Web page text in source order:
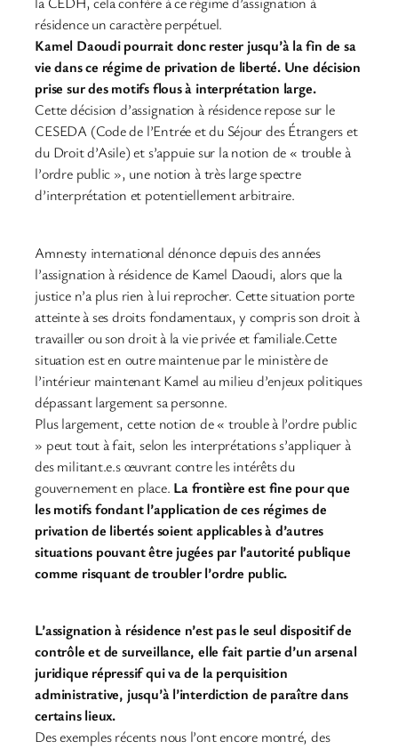
résidence un caractère perpétuel.
Kamel Daoudi pourrait donc rester jusqu’à la fin de sa
vie dans ce régime de privation de liberté. Une décision
prise sur des motifs flous à interprétation large.
Cette décision d’assignation à résidence repose sur le
CESEDA (Code de l’Entrée et du Séjour des Étrangers et
du Droit d’Asile) et s’appuie sur la notion de « trouble à
l’ordre public », une notion à très large spectre
d’interprétation et potentiellement arbitraire.
Amnesty international dénonce depuis des années
l’assignation à résidence de Kamel Daoudi, alors que la
justice n’a plus rien à lui reprocher. Cette situation porte
atteinte à ses droits fondamentaux, y compris son droit à
travailler ou son droit à la vie privée et familiale.Cette
situation est en outre maintenue par le ministère de
l’intérieur maintenant Kamel au milieu d’enjeux politiques
dépassant largement sa personne.
Plus largement, cette notion de « trouble à l’ordre public
» peut tout à fait, selon les interprétations s’appliquer à
des militant.e.s œuvrant contre les intérêts du
gouvernement en place. La frontière est fine pour que
les motifs fondant l’application de ces régimes de
privation de libertés soient applicables à d’autres
situations pouvant être jugées par l’autorité publique
comme risquant de troubler l’ordre public.
L’assignation à résidence n’est pas le seul dispositif de
contrôle et de surveillance, elle fait partie d’un arsenal
juridique répressif qui va de la perquisition
administrative, jusqu’à l’interdiction de paraître dans
certains lieux.
Des exemples récents nous l’ont encore montré, des